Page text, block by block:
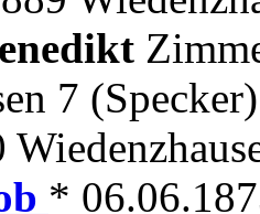
7
*